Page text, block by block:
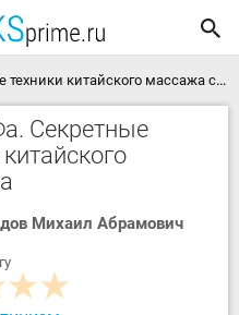
китайского массажа скачать книгу
Секретные
Михаил Абрамович